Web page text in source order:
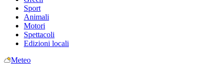
Sport
Animali
Motori
Spettacoli
Edizioni locali
Meteo